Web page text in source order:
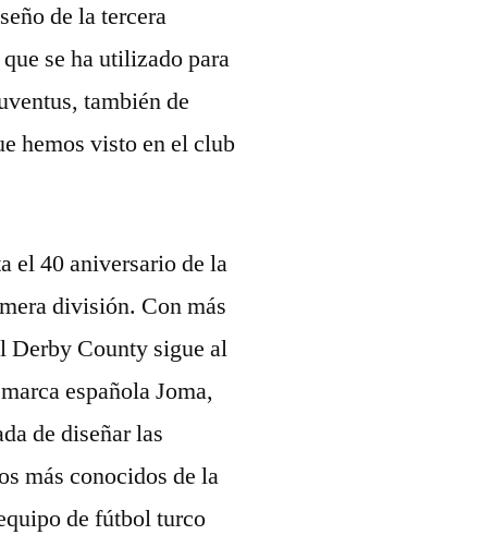
de la tercera
se ha utilizado para
también de
hemos visto en el club
el 40 aniversario de la
división. Con más
Derby County sigue al
española Joma,
de diseñar las
más conocidos de la
de fútbol turco